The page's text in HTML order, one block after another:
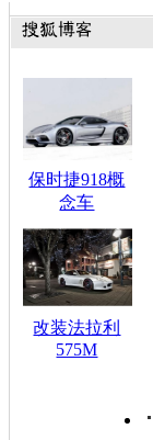
保时捷918概
念车
改装法拉利
575M